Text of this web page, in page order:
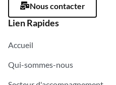
Nous contacter
Lien Rapides
Accueil
Qui-sommes-nous